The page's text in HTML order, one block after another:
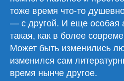
тоже время что-то
— с другой. И еще особая
такая, как в более
Может быть изменились
изменился сам
время нынче другое.